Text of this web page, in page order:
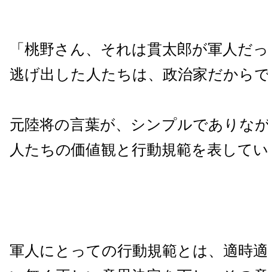
「桃野さん、それは貫太郎が軍人だ
逃げ出した人たちは、政治家だから
元陸将の言葉が、シンプルでありな
人たちの価値観と行動規範を表して
軍人にとっての行動規範とは、適時